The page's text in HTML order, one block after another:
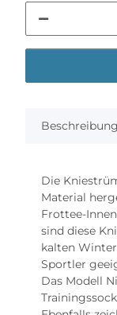
Beschreibung
Die
Material
Frottee-
sind diese
kalten
Sportler
Das Modell